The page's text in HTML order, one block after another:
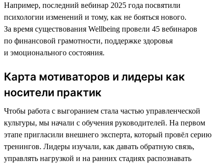
Например, последний вебинар 2025 года посвятили
психологии изменений и тому, как не бояться нового.
За время существования Wellbeing провели 45 вебинаров
по финансовой грамотности, поддержке здоровья
и эмоционального состояния.
Карта мотиваторов и лидеры как
носители практик
Чтобы работа с выгоранием стала частью управленческой
культуры, мы начали с обучения руководителей. На первом
этапе пригласили внешнего эксперта, который провёл серию
тренингов. Лидеры изучали, как давать обратную связь,
управлять нагрузкой и на ранних стадиях распознавать